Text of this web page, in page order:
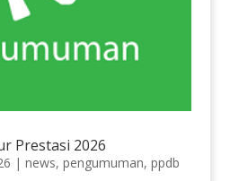
Prestasi 2026
| news, pengumuman, ppdb